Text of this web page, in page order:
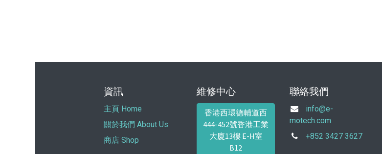
資訊
主頁 Home
關於我們 About Us
商店 Shop
維修中心
香港西環德輔道西
444-452號香港工業
大廈13樓 E-H室
B12
聯絡我們
info@e-
motech.com
+852 3427 3627